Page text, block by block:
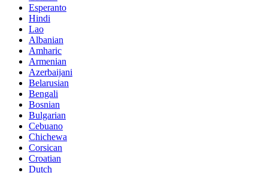
Esperanto
Hindi
Lao
Albanian
Amharic
Armenian
Azerbaijani
Belarusian
Bengali
Bosnian
Bulgarian
Cebuano
Chichewa
Corsican
Croatian
Dutch